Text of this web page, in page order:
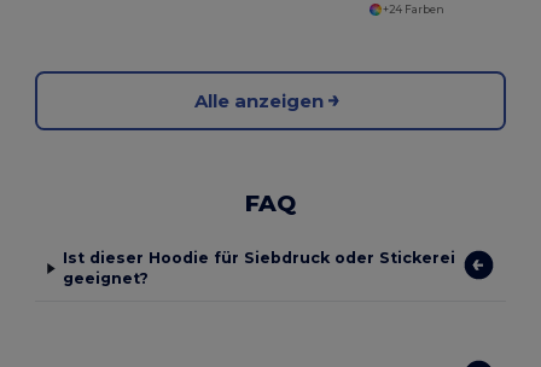
+24 Farben
Alle anzeigen
FAQ
Ist dieser Hoodie für Siebdruck oder Stickerei
geeignet?